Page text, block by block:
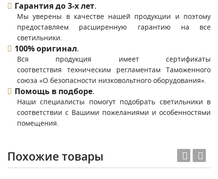
Гарантия до 3-х лет.
Мы уверены в качестве нашей продукции и поэтому
предоставляем расширенную гарантию на все
светильники.
100% оригинал.
Вся продукция имеет сертификаты
соответствия техническим регламентам Таможенного
союза «О безопасности низковольтного оборудования».
Помощь в подборе.
Наши специалисты помогут подобрать светильники в
соответствии с Вашими пожеланиями и особенностями
помещения.
Похожие товары